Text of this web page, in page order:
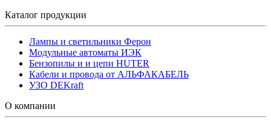
Каталог продукции
Лампы и светильники Ферон
Модульные автоматы ИЭК
Бензопилы и и цепи HUTER
Кабели и провода от АЛЬФАКАБЕЛЬ
УЗО DEKraft
О компании